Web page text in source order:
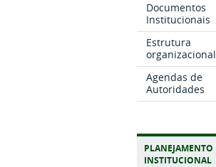
Documentos
Institucionais
Estrutura
organizacional
Agendas de
Autoridades
PLANEJAMENTO
INSTITUCIONAL